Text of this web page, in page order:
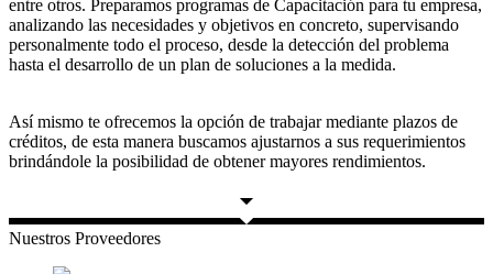
entre otros. Preparamos programas de Capacitación para tu empresa,
analizando las necesidades y objetivos en concreto, supervisando
personalmente todo el proceso, desde la detección del problema
hasta el desarrollo de un plan de soluciones a la medida.
Así mismo te ofrecemos la opción de trabajar mediante plazos de
créditos, de esta manera buscamos ajustarnos a sus requerimientos
brindándole la posibilidad de obtener mayores rendimientos.
Nuestros Proveedores